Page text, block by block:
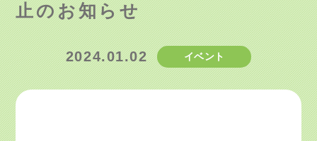
止のお知らせ
2024.01.02 イベント